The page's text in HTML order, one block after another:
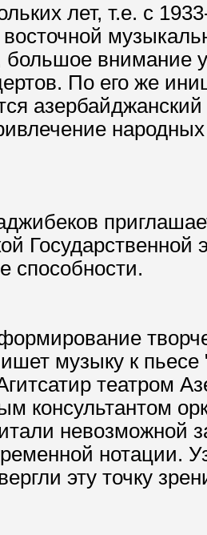
лет, т.е. с
внимание
По его же
азербайджанский
Государственной
способности.
музыку к
театром
консультантом
невозможной
нотации.
эту точку